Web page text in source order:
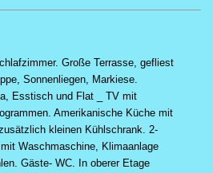
Große Terrasse, gefliest
Sonnenliegen, Markiese.
Esstisch und Flat _ TV mit
Amerikanische Küche mit
kleinen Kühlschrank. 2-
Waschmaschine, Klimaanlage
Gäste- WC. In oberer Etage